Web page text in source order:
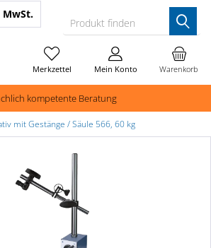
kompetente Beratung
Produkt finden
Warenkorb
Merkzettel Mein Konto
mit Gestänge / Säule 566, 60 kg